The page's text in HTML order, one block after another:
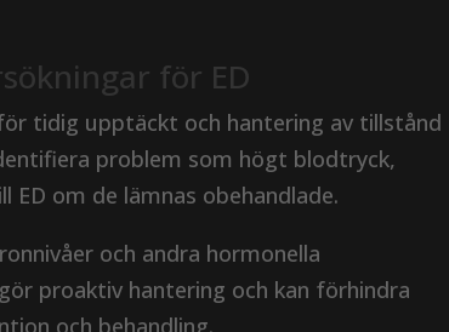
för ED
tidig upptäckt och hantering av tillstånd
problem som högt blodtryck,
om de lämnas obehandlade.
och andra hormonella
proaktiv hantering och kan förhindra
och behandling.